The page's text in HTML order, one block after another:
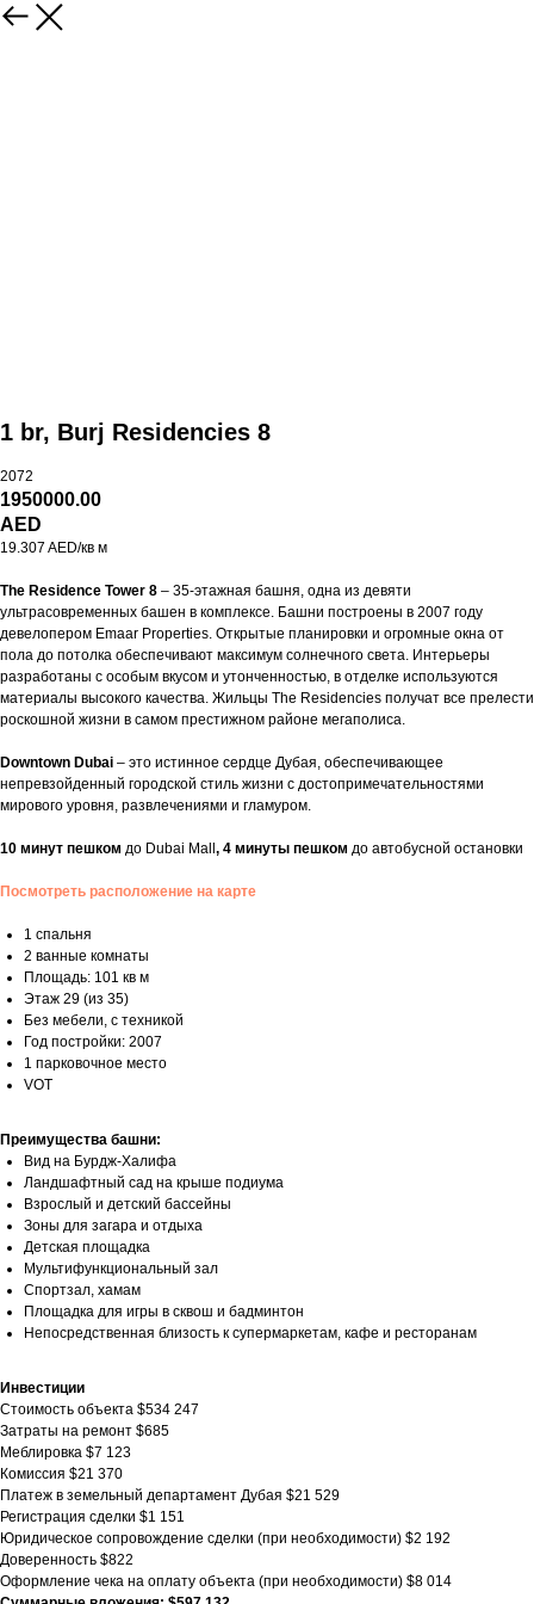
1 br, Burj Residencies 8
2072
1950000.00
AED
19.307 AED/кв м
The Residence Tower 8 – 35-этажная башня, одна из девяти
ультрасовременных башен в комплексе. Башни построены в 2007 году
девелопером Emaar Properties. Открытые планировки и огромные окна от
пола до потолка обеспечивают максимум солнечного света. Интерьеры
разработаны с особым вкусом и утонченностью, в отделке используются
материалы высокого качества. Жильцы The Residencies получат все прелести
роскошной жизни в самом престижном районе мегаполиса.
Downtown Dubai – это истинное сердце Дубая, обеспечивающее
непревзойденный городской стиль жизни с достопримечательностями
мирового уровня, развлечениями и гламуром.
10 минут пешком до Dubai Mall, 4 минуты пешком до автобусной остановки
Посмотреть расположение на карте
1 спальня
2 ванные комнаты
Площадь: 101 кв м
Этаж 29 (из 35)
Без мебели, с техникой
Год постройки: 2007
1 парковочное место
VOT
Преимущества башни:
Вид на Бурдж-Халифа
Ландшафтный сад на крыше подиума
Взрослый и детский бассейны
Зоны для загара и отдыха
Детская площадка
Мультифункциональный зал
Спортзал, хамам
Площадка для игры в сквош и бадминтон
Непосредственная близость к супермаркетам, кафе и ресторанам
Инвестиции
Стоимость объекта $534 247
Затраты на ремонт $685
Меблировка $7 123
Комиссия $21 370
Платеж в земельный департамент Дубая $21 529
Регистрация сделки $1 151
Юридическое сопровождение сделки (при необходимости) $2 192
Доверенность $822
Оформление чека на оплату объекта (при необходимости) $8 014